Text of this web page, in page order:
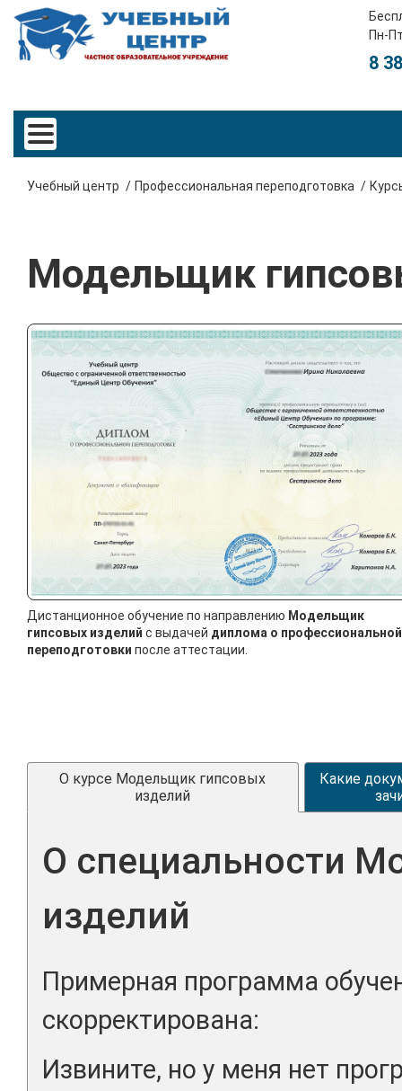
Пн-
8
Учебный центр Профессиональная переподготовка
Модельщик
Дистанционное обучение по направлению Модельщик
гипсовых изделий с выдачей диплома о профессиональной
переподготовки после аттестации.
О курсе Модельщик гипсовых
изделий
Какие
О специальности
изделий
Примерная программа
скорректирована:
Извините, но у меня нет